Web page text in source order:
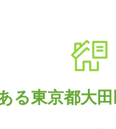
る東京都大